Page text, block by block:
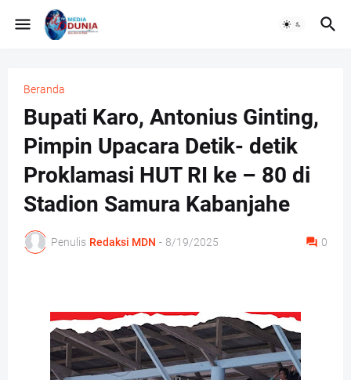
Beranda
Bupati Karo, Antonius Ginting,
Pimpin Upacara Detik- detik
Proklamasi HUT RI ke – 80 di
Stadion Samura Kabanjahe
Penulis Redaksi MDN - 8/19/2025 0